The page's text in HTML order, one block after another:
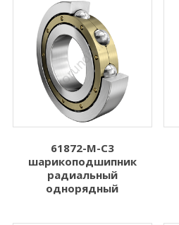
61872-M-C3
шарикоподшипник
радиальный
однорядный